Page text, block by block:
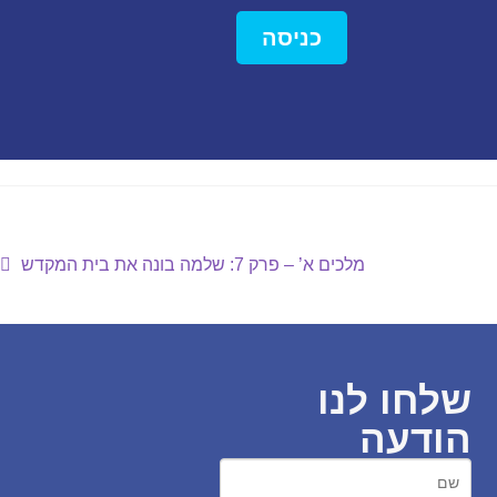
כניסה
מלכים א’ – פרק 7: שלמה בונה את בית המקדש
שלחו לנו
הודעה